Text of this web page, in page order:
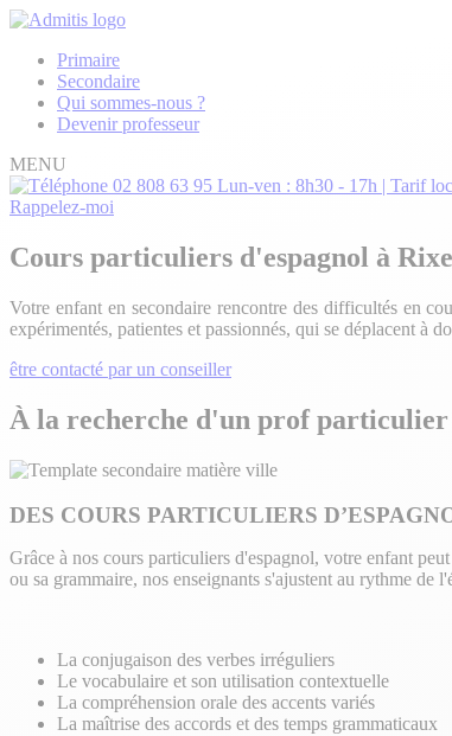
Primaire
Secondaire
Qui sommes-nous ?
Devenir professeur
MENU
02 808 63 95 Lun-ven : 8h30 - 17h | Tarif
Rappelez-moi
Cours particuliers d'espagnol à
Votre enfant en secondaire rencontre des difficultés en
expérimentés, patientes et passionnés, qui se déplacent à
être contacté par un conseiller
À la recherche d'un prof particulier
DES COURS PARTICULIERS
Grâce à nos cours particuliers d'espagnol, votre enfant
ou sa grammaire, nos enseignants s'ajustent au rythme de
La conjugaison des verbes irréguliers
Le vocabulaire et son utilisation contextuelle
La compréhension orale des accents variés
La maîtrise des accords et des temps grammaticaux